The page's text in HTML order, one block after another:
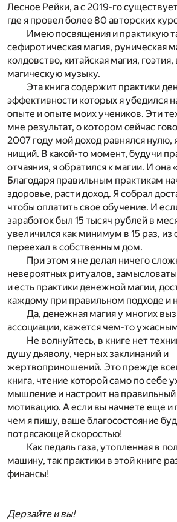
Лесное Рейки, а с 2019-го
где я провел более 80 авторских
Имею посвящения и практикую
сефиротическая магия, руническая
колдовство, китайская магия,
магическую музыку.
Эта книга содержит практики
эффективности которых я убедился
опыте и опыте моих учеников. Эти
мне результат, о котором сейчас
2007 году мой доход равнялся нулю,
нищий. В какой-то момент, будучи
отчаяния, я обратился к магии. И
Благодаря правильным практикам
здоровье, расти доход. Я собрал
чтобы оплатить свое обучение. И
заработок был 15 тысяч рублей в
увеличился как минимум в 15 раз, из
переехал в собственным дом.
При этом я не делал ничего
невероятных ритуалов,
и есть практики денежной магии,
каждому при правильном подходе и
Да, денежная магия у многих
ассоциации, кажется чем-то
Не волнуйтесь, в книге нет
душу дьяволу, черных заклинаний и
жертвоприношений. Это прежде
книга, чтение которой само по себе
мышление и настроит на правильный
мотивацию. А если вы начнете еще и
чем я пишу, ваше благосостояние
потрясающей скоростью!
Как педаль газа, утопленная в
машину, так практики в этой книге
финансы!
Дерзайте и вы!